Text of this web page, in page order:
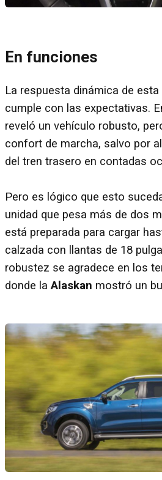
En funciones
La respuesta dinámica de esta
cumple con las expectativas.
reveló un vehículo robusto,
confort de marcha, salvo por
del tren trasero en contadas
Pero es lógico que esto
unidad que pesa más de dos
está preparada para cargar
calzada con llantas de 18
robustez se agradece en los
donde laAlaskan mostró un